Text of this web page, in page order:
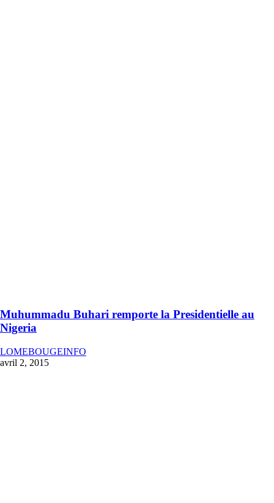
Muhummadu Buhari remporte la Presidentielle au
Nigeria
LOMEBOUGEINFO
avril 2, 2015